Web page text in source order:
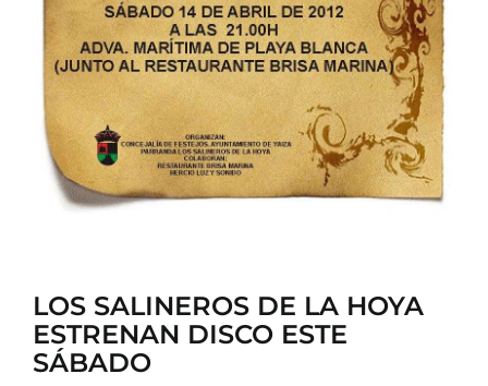
LOS SALINEROS DE LA HOYA
ESTRENAN DISCO ESTE
SÁBADO